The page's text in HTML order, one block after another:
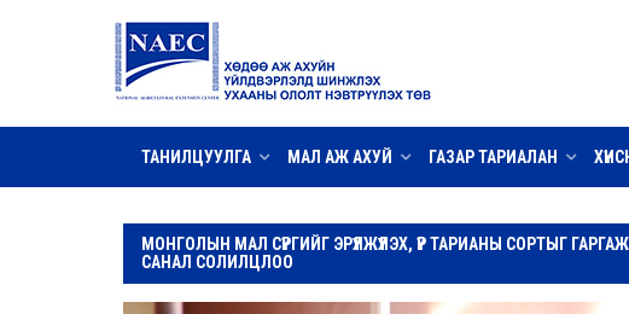
ТАНИЛЦУУЛГА МАЛ АЖ АХУЙ ГАЗАР ТАРИАЛАН
МОНГОЛЫН МАЛ СҮРГИЙГ ЭРҮҮЛЖҮҮЛЭХ, ҮР ТАРИАНЫ СОРТЫГ
САНАЛ СОЛИЛЦЛОО